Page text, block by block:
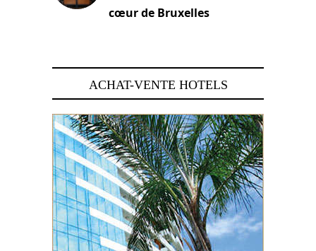
cœur de Bruxelles
ACHAT-VENTE HOTELS